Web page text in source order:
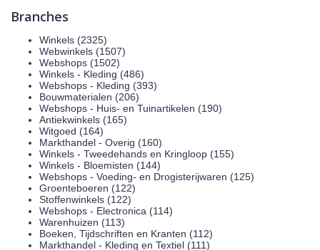
Branches
Winkels (2325)
Webwinkels (1507)
Webshops (1502)
Winkels - Kleding (486)
Webshops - Kleding (393)
Bouwmaterialen (206)
Webshops - Huis- en Tuinartikelen (190)
Antiekwinkels (165)
Witgoed (164)
Markthandel - Overig (160)
Winkels - Tweedehands en Kringloop (155)
Winkels - Bloemisten (144)
Webshops - Voeding- en Drogisterijwaren (125)
Groenteboeren (122)
Stoffenwinkels (122)
Webshops - Electronica (114)
Warenhuizen (113)
Boeken, Tijdschriften en Kranten (112)
Markthandel - Kleding en Textiel (111)